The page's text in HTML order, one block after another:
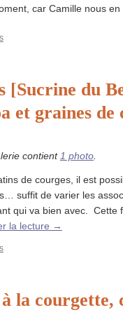
car Camille nous
[Sucrine du
et graines de
contient 1 photo
de courges, il est
suffit de varier les
qui va bien avec. Cette
la lecture →
la courgette,